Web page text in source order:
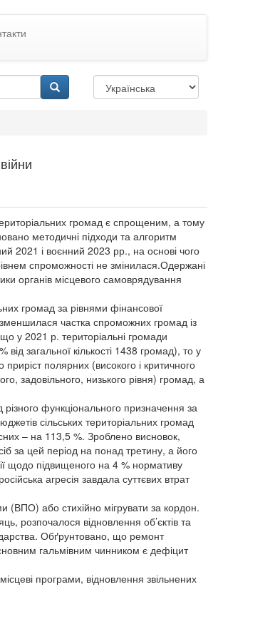
громад є спрощеним, а тому
методичні підходи та алгоритм
2021 і воєнний 2023 рр., на основі чого
спроможності не змінилася.Одержані
органів місцевого самоврядування
громад за рівнями фінансової
частка спроможних громад із
у 2021 р. територіальні громади
загальної кількості 1438 громад), то у
полярних (високого і критичного
задовільного, низького рівня) громад, а
функціонального призначення за
сільських територіальних громад
– на 113,5 %. Зроблено висновок,
за цей період на понад третину, а його
щодо підвищеного на 4 % нормативу
агресія завдала суттєвих втрат
(ВПО) або стихійно мігрувати за кордон.
розпочалося відновлення об’єктів та
Обґрунтовано, що ремонт
гальмівним чинником є дефіцит
програми, відновлення звільнених